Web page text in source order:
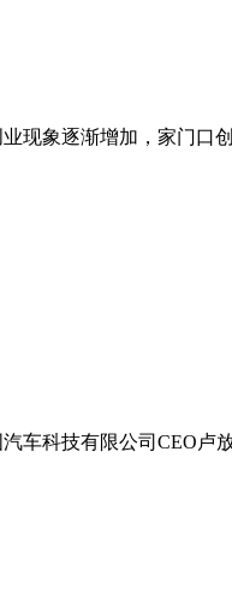
现象逐渐增加，家门口
车科技有限公司CEO卢